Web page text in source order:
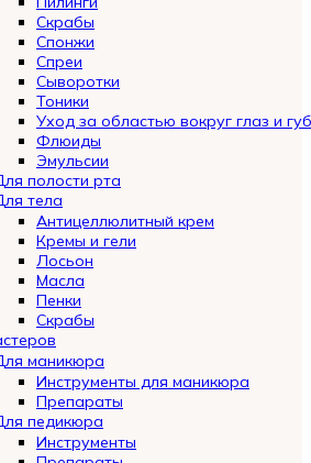
Скрабы
Спонжи
Спреи
Сыворотки
Тоники
Уход за областью вокруг глаз и губ
Флюиды
Эмульсии
полости рта
тела
Антицеллюлитный крем
Кремы и гели
Лосьон
Масла
Пенки
Скрабы
маникюра
Инструменты для маникюра
Препараты
педикюра
Инструменты